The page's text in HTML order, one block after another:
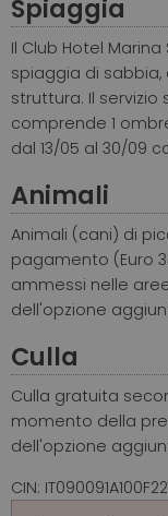
Spiaggia
Il Club Hotel
spiaggia di
struttura. Il servizio
comprende 1
dal 13/05 al 30/09
Animali
Animali (cani) di
pagamento (Euro
ammessi nelle
dell'opzione
Culla
Culla gratuita
momento della
dell'opzione
CIN: